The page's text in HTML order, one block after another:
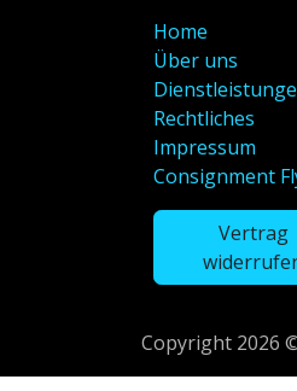
Home
Über uns
Rechtliches
Impressum
Consignment
Vertrag
Copyright 2026